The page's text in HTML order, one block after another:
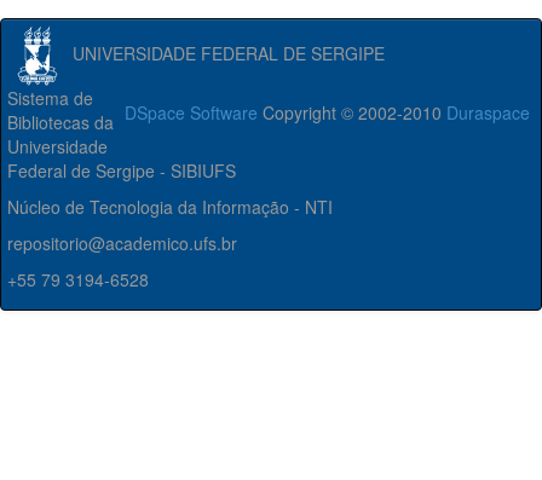
UNIVERSIDADE FEDERAL DE SERGIPE
DSpace Software Copyright © 2002-2010 Duraspace
Sistema de
Bibliotecas da
Universidade
Federal de Sergipe - SIBIUFS
Núcleo de Tecnologia da Informação - NTI
repositorio@academico.ufs.br
+55 79 3194-6528